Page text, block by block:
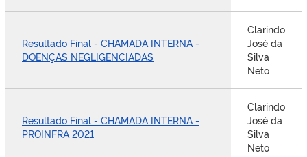
Resultado Final - CHAMADA INTERNA -
DOENÇAS NEGLIGENCIADAS
Clarindo
José da
Silva
Neto
Resultado Final - CHAMADA INTERNA -
PROINFRA 2021
Clarindo
José da
Silva
Neto